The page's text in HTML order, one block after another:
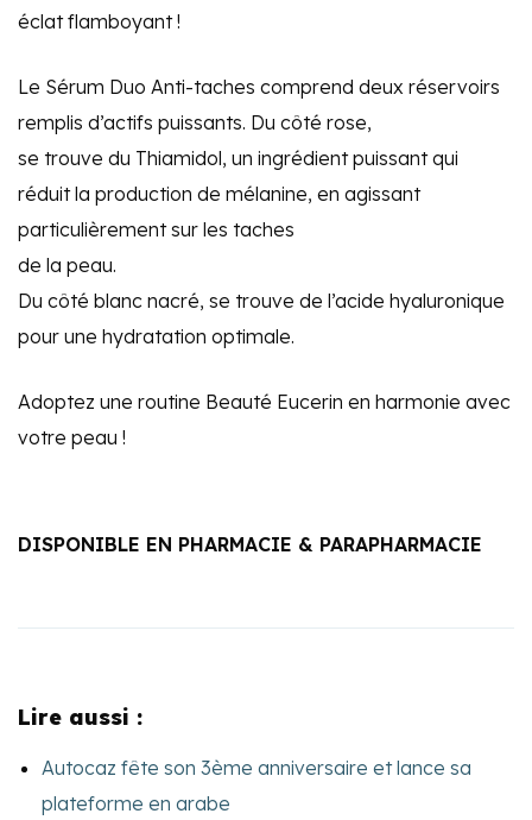
éclat flamboyant !
Le Sérum Duo Anti-taches comprend deux réservoirs
remplis d’actifs puissants. Du côté rose,
se trouve du Thiamidol, un ingrédient puissant qui
réduit la production de mélanine, en agissant
particulièrement sur les taches
de la peau.
Du côté blanc nacré, se trouve de l’acide hyaluronique
pour une hydratation optimale.
Adoptez une routine Beauté Eucerin en harmonie avec
votre peau !
DISPONIBLE EN PHARMACIE & PARAPHARMACIE
Lire aussi :
Autocaz fête son 3ème anniversaire et lance sa
plateforme en arabe